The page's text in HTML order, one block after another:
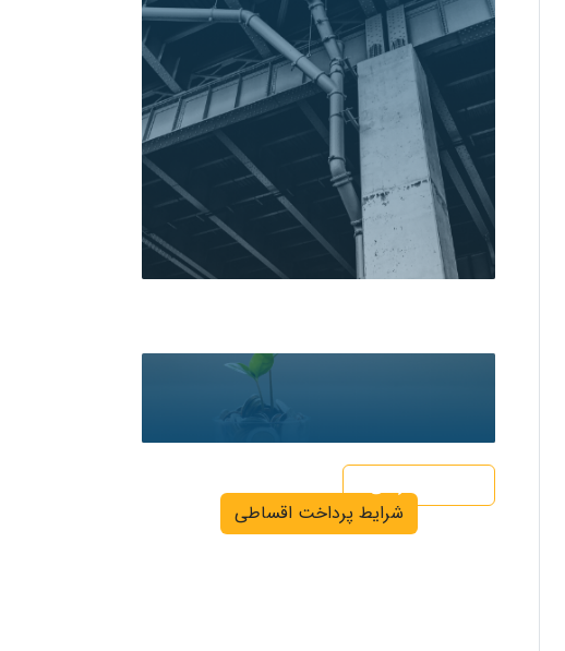
اقساطی پرداخت کنید
اگر نیاز به دریافت خدمات اقساطی دارید کلیک
شرایط پرداخت اقساطی